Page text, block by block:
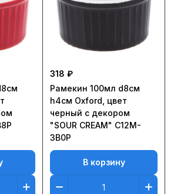
318 ₽
Рамекин 100мл d8см
h4см Oxford, цвет
черный с декором
"SOUR CREAM" C12M-
3B0P
В корзину